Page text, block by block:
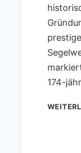
174-